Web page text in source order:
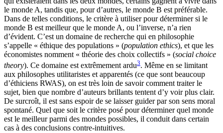
le monde A, tandis que, pour d’autres, le monde B est préférable.
Dans de telles conditions, le critère à utiliser pour déterminer si le
monde B est meilleur que le monde A, ou l’inverse, n’a rien
d’évident. C’est un domaine de recherche qui en philosophie
s’appelle « éthique des populations » (population ethics), et que les
économistes nomment « théorie des choix collectifs » (social choice
theory). Ce domaine est extrêmement ardu3. Même en se limitant
aux philosophes utilitaristes et apparentés (ce que sont beaucoup
d’éthiciens RWAS), on est très loin de savoir comment traiter le
sujet, bien que nombre d’auteurs brillants tentent d’y voir plus clair.
De surcroît, il est sans espoir de se laisser guider par son sens moral
spontané. Quel que soit le critère posé pour déterminer quel monde
est le meilleur parmi des mondes possibles, il conduit dans certain
cas à des conclusions contre-intuitives.